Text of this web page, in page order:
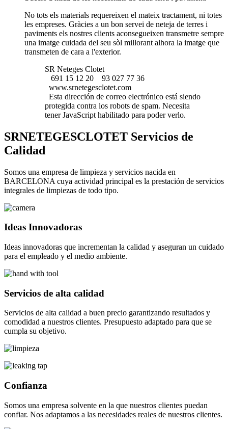
No tots els materials requereixen el mateix tractament, ni totes
les empreses. Gràcies a un bon servei de neteja de terres i
paviments els nostres clients aconsegueixen transmetre sempre
una imatge cuidada del seu sòl millorant alhora la imatge que
transmeten de cara a l'exterior.
SR Neteges Clotet
691 15 12 20
93 027 77 36
www.srnetegesclotet.com
Esta dirección de correo electrónico está siendo
protegida contra los robots de spam. Necesita
tener JavaScript habilitado para poder verlo.
SRNETEGESCLOTET Servicios de
Calidad
Somos una empresa de limpieza y servicios nacida en
BARCELONA cuya actividad principal es la prestación de servicios
integrales de limpiezas de todo tipo.
Ideas Innovadoras
Ideas innovadoras que incrementan la calidad y aseguran un cuidado
para el empleado y el medio ambiente.
Servicios de alta calidad
Servicios de alta calidad a buen precio garantizando resultados y
comodidad a nuestros clientes. Presupuesto adaptado para que se
cumpla su objetivo.
Confianza
Somos una empresa solvente en la que nuestros clientes puedan
confiar. Nos adaptamos a las necesidades reales de nuestros clientes.